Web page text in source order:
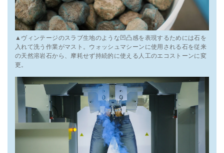
▲ヴィンテージのスラブ生地のような凹凸感を表現するためには石を
入れて洗う作業がマスト。ウォッシュマシーンに使用される石を従来
の天然溶岩石から、摩耗せず持続的に使える人工のエコストーンに変
更。